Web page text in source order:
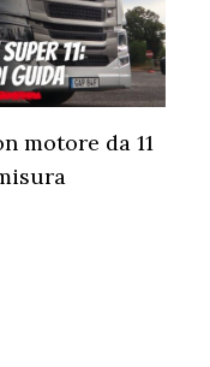
motore da 11